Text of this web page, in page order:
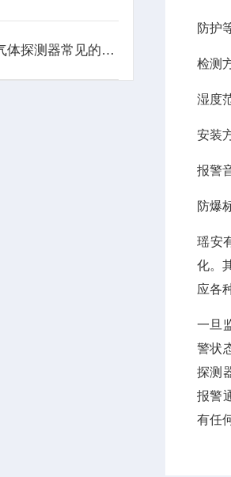
瑶安 |便携式气体探测器常见的故障应如何处理？
防护
检测
湿度
安装
报警
防爆
瑶安
化。
应各
一旦
警状
探测
报警
有任